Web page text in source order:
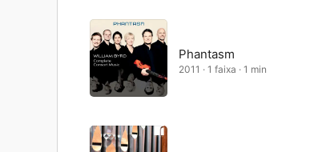
Phantasm
2011 · 1 faixa · 1 min